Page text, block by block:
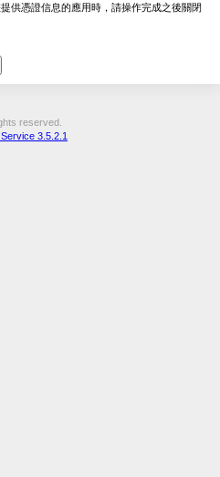
供憑證信息的應用時，請操作完成之後關閉
reserved.
3.5.2.1